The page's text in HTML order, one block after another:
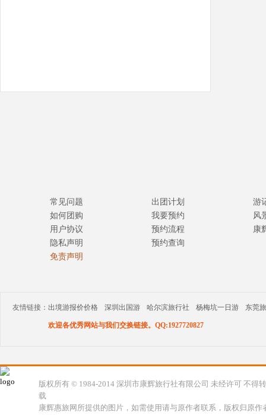
常见问题
如何团购
用户协议
隐私声明
免责声明
出团计划
我要预约
预约流程
预约查询
游
风
康
友情链接： 出境游报价价格 深圳出国游 哈尔滨旅行社 杨梅坑一日游 东莞
欢迎各优秀网站与我们交换链接。QQ:1927720827
版权所有 © 1984-2014 深圳市康辉旅行社有限公司 未经许可 不得转
载
康辉惠旅网所提供的图片，如需使用请与原作者联系，版权归原作